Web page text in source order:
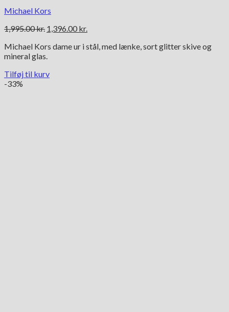
Michael Kors
1,995.00kr. Den
pris
var:
1,396.00 kr.
pris
Michael Kors dame ur i stål, med lænke, sort glitter skive og
mineral glas.
Tilføj til kurv
-33%